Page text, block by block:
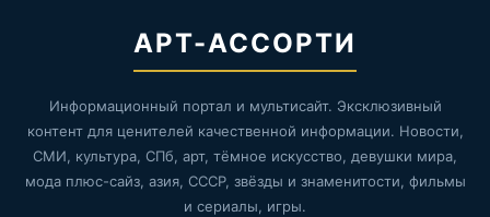
АРТ-АССОРТИ
Информационный портал и мультисайт. Эксклюзивный
контент для ценителей качественной информации. Новости,
СМИ, культура, СПб, арт, тёмное искусство, девушки мира,
мода плюс-сайз, азия, СССР, звёзды и знаменитости, фильмы
и сериалы, игры.